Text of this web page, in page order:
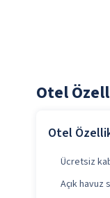
Otel
Otel
Ücretsiz
Açık havuz